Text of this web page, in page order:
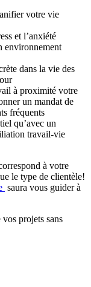
votre vie
et l’anxiété
environnement
dans la vie des
à proximité votre
un mandat de
fréquents
qu’avec un
travail-vie
à votre
le type de clientèle!
saura vous guider à
projets sans